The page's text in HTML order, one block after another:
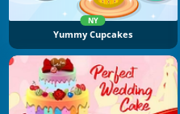
NY
Yummy Cupcakes